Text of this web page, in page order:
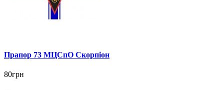
Прапор 73 МЦСпО Скорпіон
80грн